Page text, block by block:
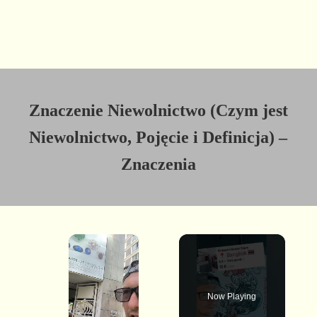
Znaczenie Niewolnictwo (Czym jest
Niewolnictwo, Pojęcie i Definicja) –
Znaczenia
×
Now Playing